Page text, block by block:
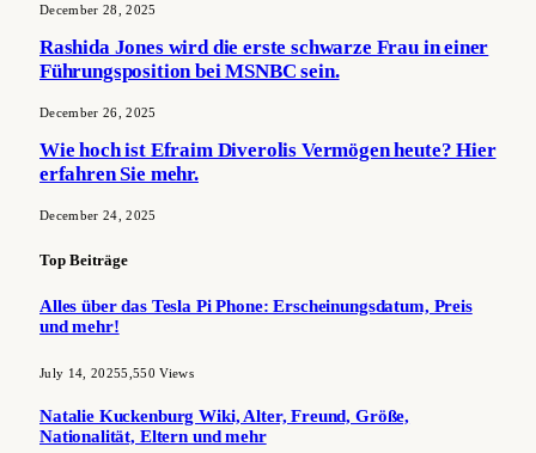
December 28, 2025
Rashida Jones wird die erste schwarze Frau in einer
Führungsposition bei MSNBC sein.
December 26, 2025
Wie hoch ist Efraim Diverolis Vermögen heute? Hier
erfahren Sie mehr.
December 24, 2025
Top Beiträge
Alles über das Tesla Pi Phone: Erscheinungsdatum, Preis
und mehr!
July 14, 20255,550Views
Natalie Kuckenburg Wiki, Alter, Freund, Größe,
Nationalität, Eltern und mehr